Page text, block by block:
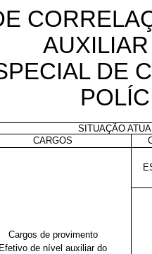
DE
SITUAÇÃO
CARGOS
Cargos de provimento
Efetivo de nível auxiliar do